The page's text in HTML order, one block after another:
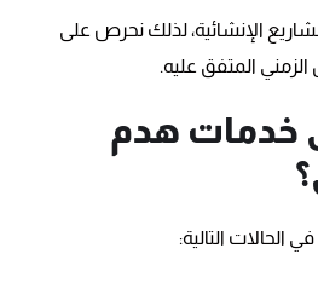
الإنشائية، لذلك نحرص على
المتفق عليه.
خدمات هدم
الحالات التالية: